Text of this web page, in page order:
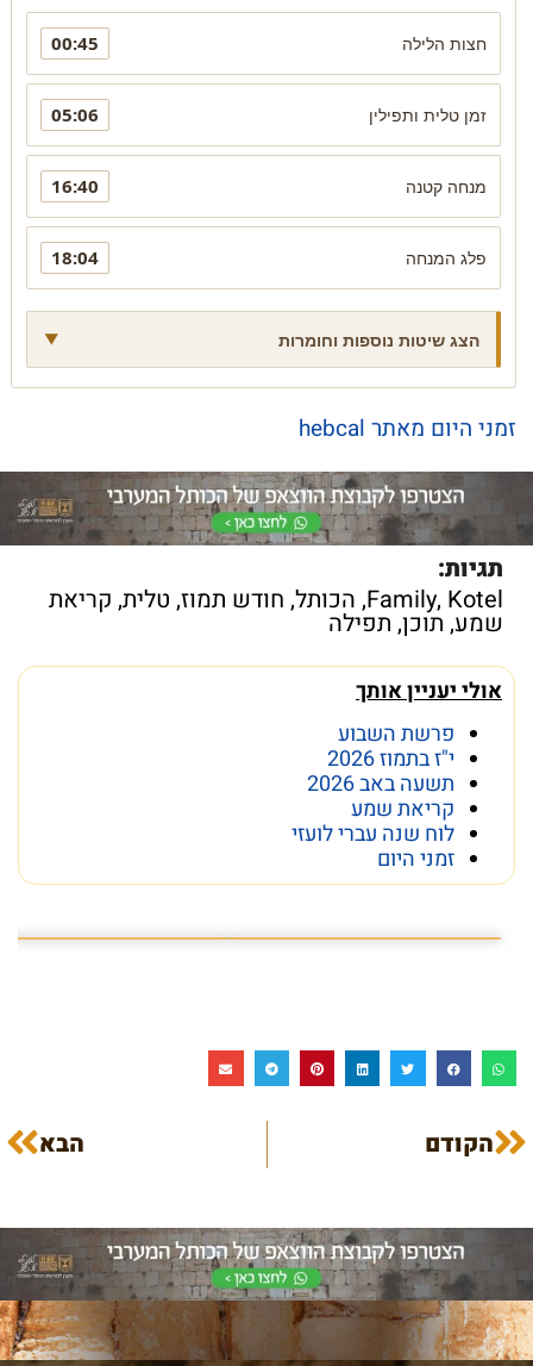
חצות הלילה 00:45
זמן טלית ותפילין 05:06
מנחה קטנה 16:40
פלג המנחה 18:04
הצג שיטות נוספות וחומרות
זמני היום מאתר hebcal
תגיות:
Family, Kotel
, הכותל, חודש תמוז, טלית, קריאת
שמע, תוכן, תפילה
אולי יעניין אותך
פרשת השבוע
י"ז בתמוז 2026
תשעה באב 2026
קריאת שמע
לוח שנה עברי לועזי
זמני היום
הקודם הבא